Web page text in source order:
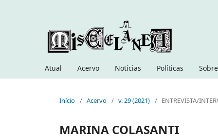
Atual Acervo Notícias Políticas Sobre
Início / Acervo / v. 29 (2021) / ENTREVISTA/
MARINA COLASANTI